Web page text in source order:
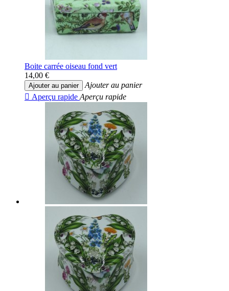
Boite carrée oiseau fond vert
14,00 €
Ajouter au panier
Ajouter au panier
 Aperçu rapide Aperçu rapide